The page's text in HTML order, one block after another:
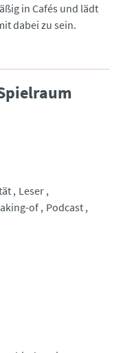
in Cafés und lädt
dabei zu sein.
Leser
of
Podcast